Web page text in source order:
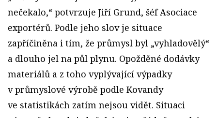
nečekalo,“ potvrzuje Jiří Grund, šéf Asociace
exportérů. Podle jeho slov je situace
zapříčiněna i tím, že průmysl byl „vyhladovělý“
a dlouho jel na půl plynu. Opožděné dodávky
materiálů a z toho vyplývající výpadky
v průmyslové výrobě podle Kovandy
ve statistikách zatím nejsou vidět. Situaci